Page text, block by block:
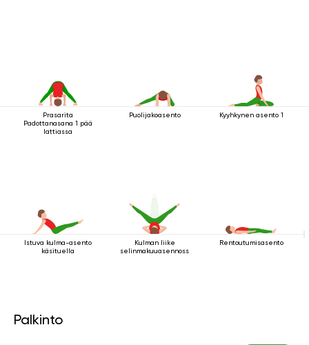
Prasarita
Padottanasana 1 pää
lattiassa
Puolijakoasento Kyyhkynen asento 1
Istuva kulma-asento
käsituella
Kulman liike
selinmakuuasennossa
Rentoutumisasento
Palkinto